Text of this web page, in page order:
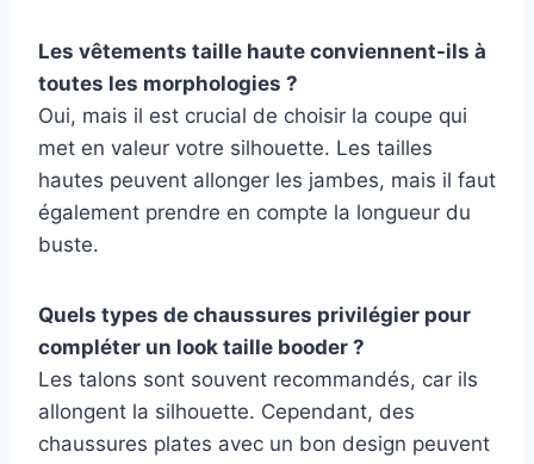
Les vêtements taille haute conviennent-ils à
toutes les morphologies ?
Oui, mais il est crucial de choisir la coupe qui
met en valeur votre silhouette. Les tailles
hautes peuvent allonger les jambes, mais il faut
également prendre en compte la longueur du
buste.
Quels types de chaussures privilégier pour
compléter un look taille booder ?
Les talons sont souvent recommandés, car ils
allongent la silhouette. Cependant, des
chaussures plates avec un bon design peuvent